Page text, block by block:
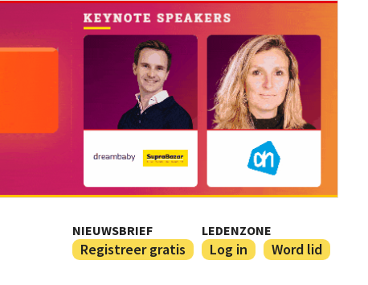
NIEUWSBRIEF
Registreer gratis
LEDENZONE
Log in Word lid